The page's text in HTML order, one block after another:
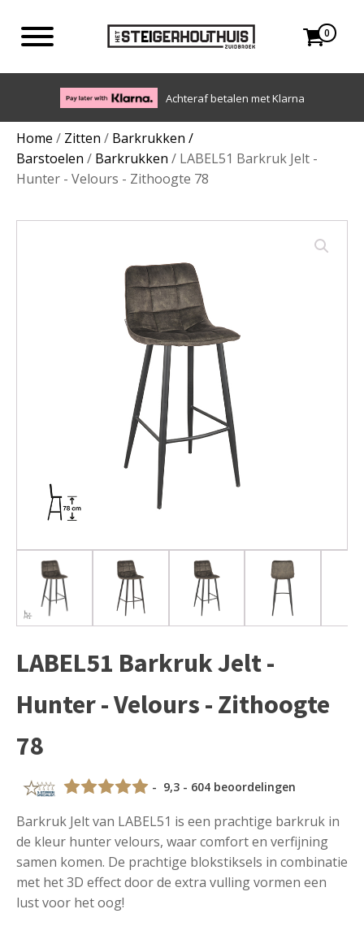
0
Eigen bezorgdienst in NL en BE. Afhalen ook mogelijk.
Home / Zitten / Barkrukken /
Barstoelen / Barkrukken / LABEL51 Barkruk Jelt -
Hunter - Velours - Zithoogte 78
LABEL51 Barkruk Jelt -
Hunter - Velours - Zithoogte
78
- 9,3 - 604 beoordelingen
Barkruk Jelt van LABEL51 is een prachtige barkruk in
de kleur hunter velours, waar comfort en verfijning
samen komen. De prachtige blokstiksels in combinatie
met het 3D effect door de extra vulling vormen een
lust voor het oog!